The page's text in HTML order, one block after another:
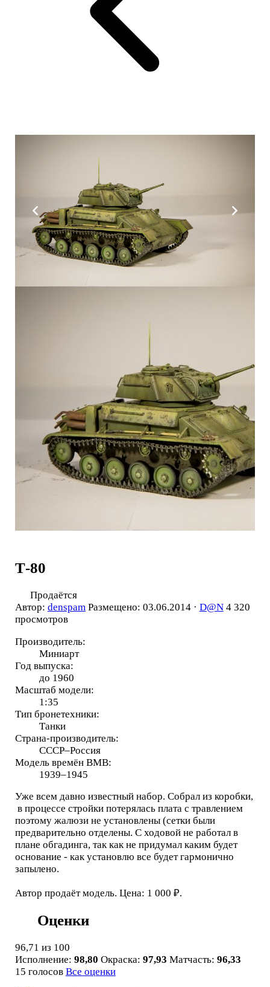
Т-80
Продаётся
Автор: denspam Размещено: 03.06.2014 · D@N 4 320
просмотров
Производитель:
Миниарт
Год выпуска:
до 1960
Масштаб модели:
1:35
Тип бронетехники:
Танки
Страна-производитель:
СССР–Россия
Модель времён ВМВ:
1939–1945
Уже всем давно известный набор. Собрал из коробки,
в процессе стройки потерялась плата с травлением
поэтому жалюзи не установлены (сетки были
предварительно отделены. С ходовой не работал в
плане обгадинга, так как не придумал каким будет
основание - как установлю все будет гармонично
запылено.
Автор продаёт модель. Цена: 1 000 ₽.
Оценки
96,71 из 100
Исполнение: 98,80 Окраска: 97,93 Матчасть: 96,33
15 голосов Все оценки